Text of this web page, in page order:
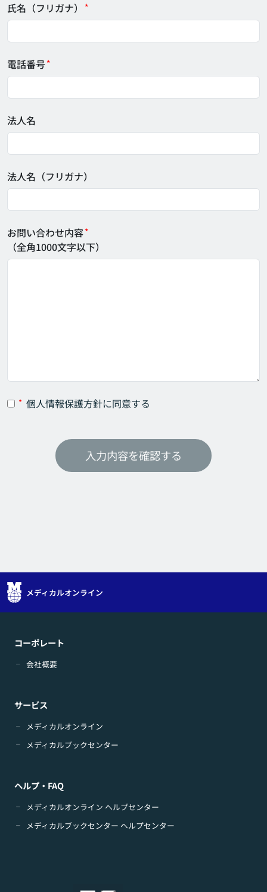
氏名（フリガナ） *
電話番号*
法人名
法人名（フリガナ）
お問い合わせ内容*
（全角1000文字以下）
* 個人情報保護方針に同意する
メディカルオンライン
コーポレート
会社概要
サービス
メディカルオンライン
メディカルブックセンター
ヘルプ・FAQ
メディカルオンライン ヘルプセンター
メディカルブックセンター ヘルプセンター